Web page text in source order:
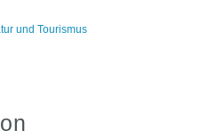
und Tourismus